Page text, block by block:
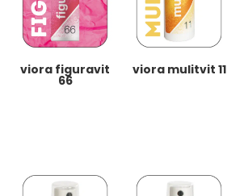
viora figuravit
66
viora mulitvit 11